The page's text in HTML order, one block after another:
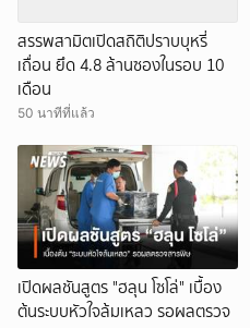
สรรพสามิตเปิดสถิติปราบบุหรี่
เถื่อน ยึด 4.8 ล้านซองในรอบ 10
เดือน
50 นาทีที่แล้ว
เปิดผลชันสูตร "ฮลุน โซโล่" เบื้อง
ต้นระบบหัวใจล้มเหลว รอผลตรวจ